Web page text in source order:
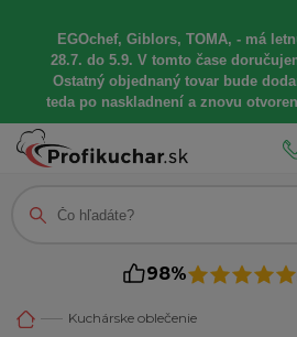
EGOchef, Giblors, TOMA, - má
28.7. do 5.9. V tomto čase
Ostatný objednaný tovar bude
teda po naskladnení a znovu
98%
Kuchárske oblečenie